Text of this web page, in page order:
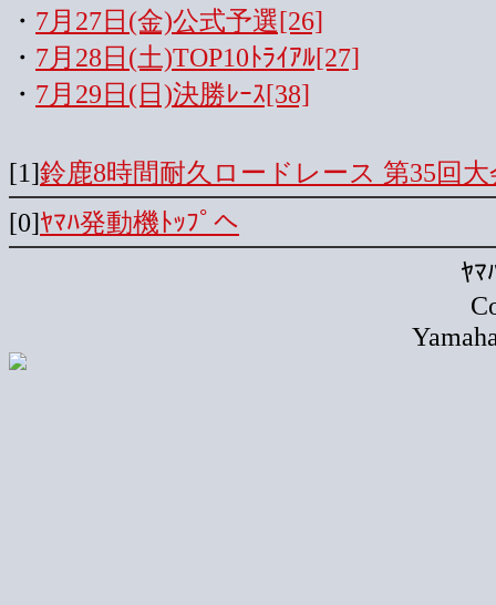
・ 7月27日(金)公式予選[26]
・ 7月28日(土)TOP10ﾄﾗｲｱﾙ[27]
・ 7月29日(日)決勝ﾚｰｽ[38]
[1]鈴鹿8時間耐久ロードレース 第35回大
[0]ﾔﾏﾊ発動機ﾄｯﾌﾟへ
ﾔﾏ